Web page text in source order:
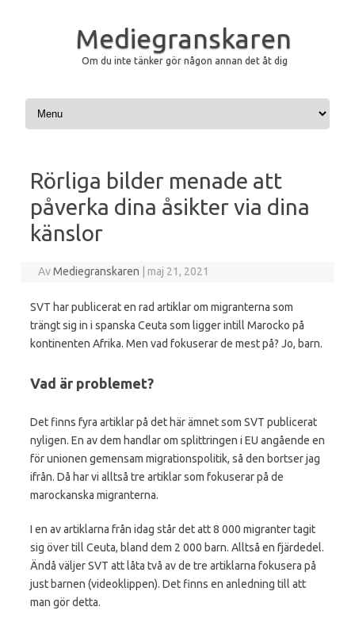
Mediegranskaren
Om du inte tänker gör någon annan det åt dig
Hoppa till innehåll
Rörliga bilder menade att
påverka dina åsikter via dina
känslor
AvMediegranskaren maj 21, 2021
SVT har publicerat en rad artiklar om migranterna som
trängt sig in i spanska Ceuta som ligger intill Marocko på
kontinenten Afrika. Men vad fokuserar de mest på? Jo, barn.
Vad är problemet?
Det finns fyra artiklar på det här ämnet som SVT publicerat
nyligen. En av dem handlar om splittringen i EU angående en
för unionen gemensam migrationspolitik, så den bortser jag
ifrån. Då har vi alltså tre artiklar som fokuserar på de
marockanska migranterna.
I en av artiklarna från idag står det att 8 000 migranter tagit
sig över till Ceuta, bland dem 2 000 barn. Alltså en fjärdedel.
Ändå väljer SVT att låta två av de tre artiklarna fokusera på
just barnen (videoklippen). Det finns en anledning till att
man gör detta.